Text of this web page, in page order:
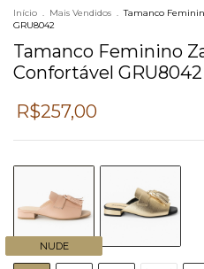
Início . Mais Vendidos . Tamanco
GRU8042
Tamanco Feminino
Confortável GRU8042
R$257,00
NUDE